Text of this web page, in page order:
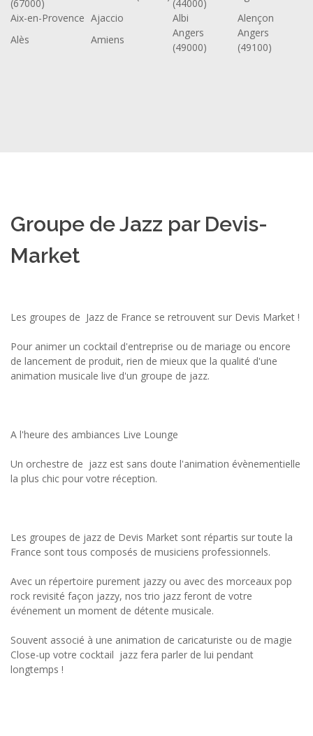
(67000) (44000)
Aix-en-Provence Ajaccio Albi
Alençon
Alès
Amiens
Angers
(49000)
Angers
(49100)
Groupe de Jazz par Devis-
Market
Les groupes de Jazz de France se retrouvent sur Devis Market !
Pour animer un cocktail d'entreprise ou de mariage ou encore
de lancement de produit, rien de mieux que la qualité d'une
animation musicale live d'un groupe de jazz.
A l'heure des ambiances Live Lounge
Un orchestre de jazz est sans doute l'animation évènementielle
la plus chic pour votre réception.
Les groupes de jazz de Devis Market sont répartis sur toute la
France sont tous composés de musiciens professionnels.
Avec un répertoire purement jazzy ou avec des morceaux pop
rock revisité façon jazzy, nos trio jazz feront de votre
événement un moment de détente musicale.
Souvent associé à une animation de caricaturiste ou de magie
Close-up votre cocktail jazz fera parler de lui pendant
longtemps !